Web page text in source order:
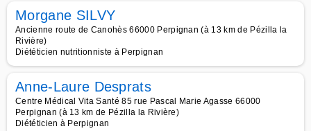
Morgane SILVY
Ancienne route de Canohès 66000 Perpignan (à 13 km de Pézilla la
Rivière)
Diététicien nutritionniste à Perpignan
Anne-Laure Desprats
Centre Médical Vita Santé 85 rue Pascal Marie Agasse 66000
Perpignan (à 13 km de Pézilla la Rivière)
Diététicien à Perpignan